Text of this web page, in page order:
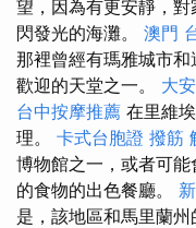
望，因為有更安靜，
閃發光的海灘。 澳門
那裡曾經有瑪雅城市
歡迎的天堂之一。 大
台中按摩推薦 在里維
理。 卡式台胞證 撥筋
博物館之一，或者可
的食物的出色餐廳。
是，該地區和馬里蘭